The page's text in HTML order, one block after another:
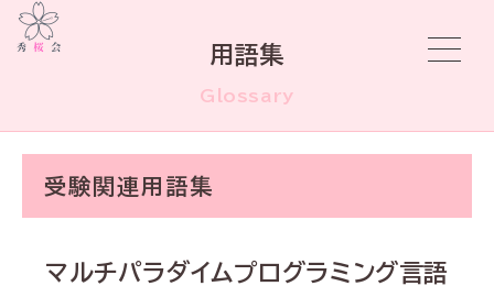
用語集
Glossary
受験関連用語集
マルチパラダイムプログラミング言語